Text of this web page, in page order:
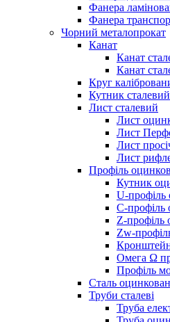
Фанера
Фанера
Чорний металопрокат
Канат
Канат
Канат
Круг
Кутник сталевий
Лист сталевий
Лист
Лист
Лист
Лист
Профіль
Кутник
U-профіль
С-профіль
Z-профіль
Zw-
Омега Ω
Профіль
Сталь
Труби сталеві
Труба